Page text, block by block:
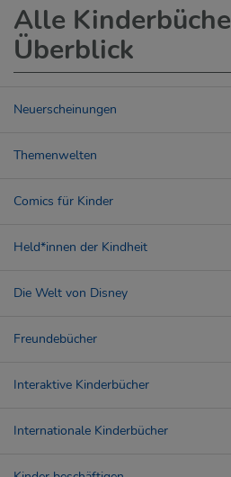
Alle
Überblick
Neuerscheinungen
Themenwelten
Comics für Kinder
Held*innen der Kindheit
Die Welt von Disney
Freundebücher
Interaktive Kinderbücher
Internationale Kinderbücher